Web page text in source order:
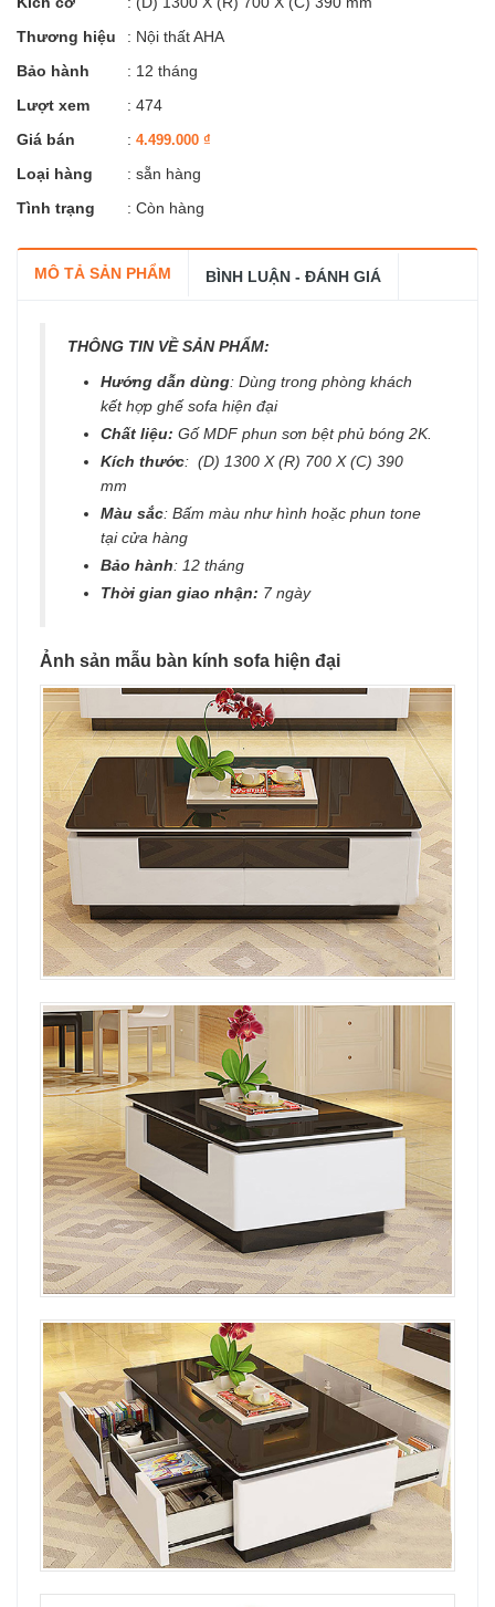
Thương hiệu
: Nội thất AHA
Bảo hành
: 12 tháng
Lượt xem
: 474
Giá bán
: 4.499.000 ₫
Loại hàng
: sẵn hàng
Tình trạng
: Còn hàng
MÔ TẢ SẢN PHẨM BÌNH LUẬN - ĐÁNH GIÁ
THÔNG TIN VỀ SẢN PHẨM:
Hướng dẫn dùng: Dùng trong phòng khách
kết hợp ghế sofa hiện đại
Chất liệu: Gố MDF phun sơn bệt phủ bóng 2K.
Kích thước: (D) 1300 X (R) 700 X (C) 390
mm
Màu sắc: Bấm màu như hình hoặc phun tone
tại cửa hàng
Bảo hành: 12 tháng
Thời gian giao nhận: 7 ngày
Ảnh sản mẫu bàn kính sofa hiện đại